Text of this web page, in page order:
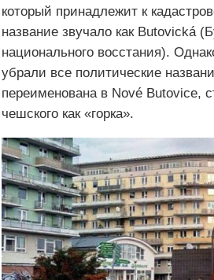
который принадлежит к
название звучало как Butovická
национального восстания).
убрали все политические
переименована в Nové Butovice,
чешского как «горка».